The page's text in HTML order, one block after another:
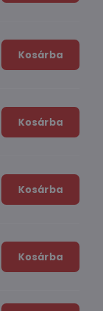
Kosárba
Kosárba
Kosárba
Kosárba